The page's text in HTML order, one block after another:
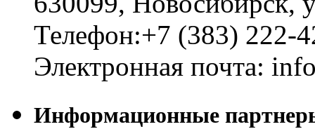
Телефон:+7 (383) 222-
Электронная почта:
Информационные